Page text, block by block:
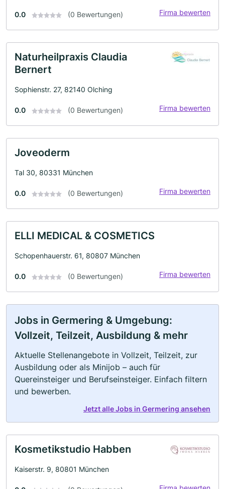
0.0 (0 Bewertungen) Firma bewerten
Naturheilpraxis Claudia
Bernert
Sophienstr. 27, 82140 Olching
0.0 (0 Bewertungen) Firma bewerten
Joveoderm
Tal 30, 80331 München
0.0 (0 Bewertungen) Firma bewerten
ELLI MEDICAL & COSMETICS
Schopenhauerstr. 61, 80807 München
0.0 (0 Bewertungen) Firma bewerten
Jobs in Germering & Umgebung:
Vollzeit, Teilzeit, Ausbildung & mehr
Aktuelle Stellenangebote in Vollzeit, Teilzeit, zur
Ausbildung oder als Minijob – auch für
Quereinsteiger und Berufseinsteiger. Einfach filtern
und bewerben.
Jetzt alle Jobs in Germering ansehen
Kosmetikstudio Habben
Kaiserstr. 9, 80801 München